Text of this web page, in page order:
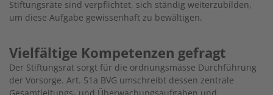
Stiftungsräte sind verpflichtet, sich ständig weiterzubilden,
um diese Aufgabe gewissenhaft zu bewältigen.
Vielfältige Kompetenzen gefragt
Der Stiftungsrat sorgt für die ordnungsmässe Durchführung
der Vorsorge. Art. 51a BVG umschreibt dessen zentrale
Gesamtleitungs- und Überwachungsaufgaben und